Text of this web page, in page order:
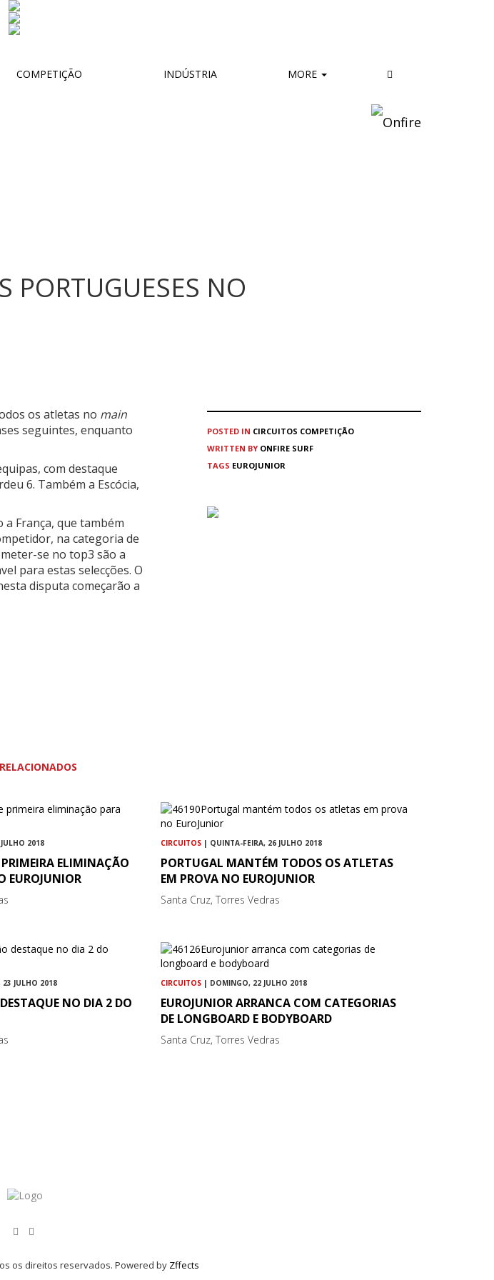
COMPETIÇÃO INDÚSTRIA MORE
PORTUGUESES NO
os atletas no main
seguintes, enquanto
com destaque
6. Também a Escócia,
França, que também
na categoria de
se no top3 são a
para estas selecções. O
disputa começarão a
POSTED IN CIRCUITOS COMPETIÇÃO
WRITTEN BY ONFIRE SURF
TAGS EUROJUNIOR
2018
ELIMINAÇÃO
EUROJUNIOR
CIRCUITOS | QUINTA-FEIRA, 26 JULHO 2018
PORTUGAL MANTÉM TODOS OS ATLETAS
EM PROVA NO EUROJUNIOR
Santa Cruz, Torres Vedras
23 JULHO 2018
NO DIA 2 DO
CIRCUITOS | DOMINGO, 22 JULHO 2018
EUROJUNIOR ARRANCA COM CATEGORIAS
DE LONGBOARD E BODYBOARD
Santa Cruz, Torres Vedras
os direitos reservados. Powered by Zffects